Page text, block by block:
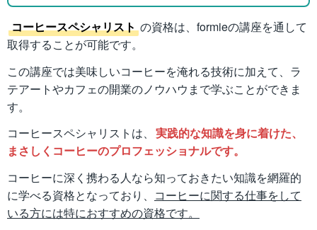
コーヒースペシャリスト の資格は、formieの講座を通して
取得することが可能です。
この講座では美味しいコーヒーを淹れる技術に加えて、ラ
テアートやカフェの開業のノウハウまで学ぶことができま
す。
コーヒースペシャリストは、 実践的な知識を身に着けた、
まさしくコーヒーのプロフェッショナルです。
コーヒーに深く携わる人なら知っておきたい知識を網羅的
に学べる資格となっており、 コーヒーに関する仕事をして
いる方には特におすすめの資格です。